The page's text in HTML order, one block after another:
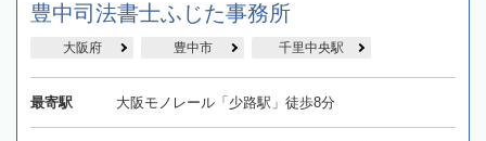
豊中司法書士ふじた事務所
大阪府 豊中市 千里中央駅
最寄駅 大阪モノレール「少路駅」徒歩8分